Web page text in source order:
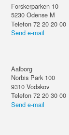
Forskerparken 10
5230 Odense M
Telefon 72 20 20 00
Send e-mail
Aalborg
Norbis Park 100
9310 Vodskov
Telefon 72 20 30 00
Send e-mail